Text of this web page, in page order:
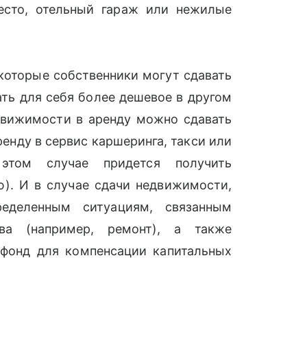
отельный гараж или нежилые
собственники могут сдавать
для себя более дешевое в другом
в аренду можно сдавать
в сервис каршеринга, такси или
случае придется получить
И в случае сдачи недвижимости,
ситуациям, связанным
(например, ремонт), а также
для компенсации капитальных